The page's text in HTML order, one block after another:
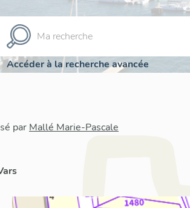
Accéder à la recherche avancée
par Mallé Marie-Pascale